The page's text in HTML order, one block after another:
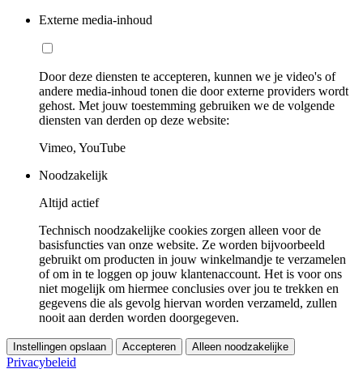
Externe media-inhoud
Door deze diensten te accepteren, kunnen we je video's of
andere media-inhoud tonen die door externe providers wordt
gehost. Met jouw toestemming gebruiken we de volgende
diensten van derden op deze website:
Vimeo, YouTube
Noodzakelijk
Altijd actief
Technisch noodzakelijke cookies zorgen alleen voor de
basisfuncties van onze website. Ze worden bijvoorbeeld
gebruikt om producten in jouw winkelmandje te verzamelen
of om in te loggen op jouw klantenaccount. Het is voor ons
niet mogelijk om hiermee conclusies over jou te trekken en
gegevens die als gevolg hiervan worden verzameld, zullen
nooit aan derden worden doorgegeven.
Instellingen opslaan Accepteren Alleen noodzakelijke
Privacybeleid